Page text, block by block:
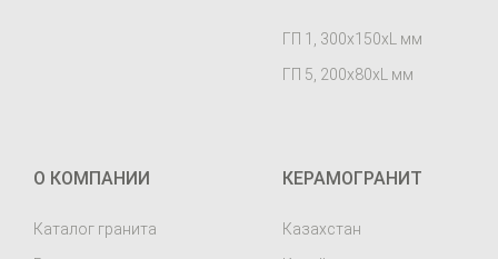
ГП 1, 300х150хL мм
ГП 5, 200х80хL мм
О КОМПАНИИ
Каталог гранита
КЕРАМОГРАНИТ
Казахстан